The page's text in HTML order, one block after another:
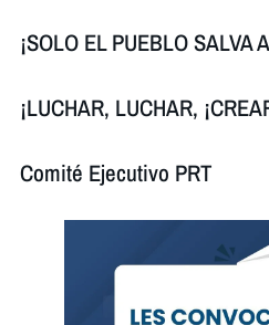
¡SOLO EL PUEBLO SALVA
¡LUCHAR, LUCHAR,
Comité Ejecutivo PRT